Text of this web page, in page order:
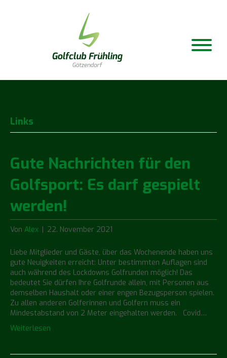
Links
Gute Nachrichten für den
Golfsport: Es darf gespielt
werden!
Von Alex 22. November 2021
Liebe Mitglieder und Gäste, über das Wochenende haben uns
gute Neuigkeiten erreicht: Unter bestimmten Auflagen sind
auch während des Lockdowns Golfrunden möglich! Das
bedeutet Sie dürfen Ihre Golfrunde allein, mit Personen aus
demselben Haushalt oder einer engen Bezugsperson spielen.
Zu allen anderen Golferinnen und Golfern muss ein
Mindestabstand von 2 Meter eingehalten werden. Covid…
Weiterlesen